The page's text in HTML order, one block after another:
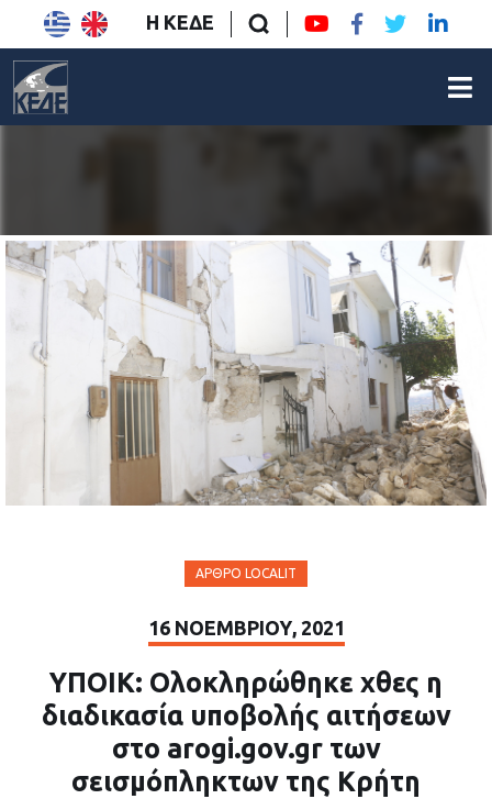
Η ΚΕΔΕ
ΆΡΘΡΟ LOCALIT
16 ΝΟΕΜΒΡΊΟΥ, 2021
ΥΠΟΙΚ: Ολοκληρώθηκε χθες η
διαδικασία υποβολής αιτήσεων
στο arogi.gov.gr των
σεισμόπληκτων της Κρήτη